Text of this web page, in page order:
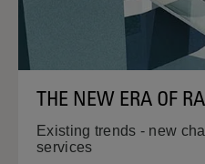
THE NEW ERA OF
Existing trends - new
services